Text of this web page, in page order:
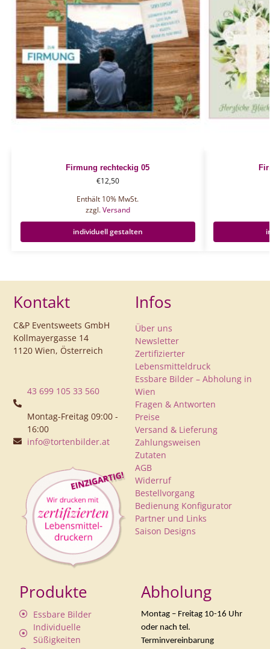
Firmung rechteckig 05
€12,50
Enthält 10% MwSt.
zzgl.Versand
individuell gestalten
Kontakt
C&P Eventsweets GmbH
Kollmayergasse 14
1120 Wien, Österreich
43 699 105 33 560
Montag-Freitag 09:00 -
16:00
info@tortenbilder.at
Infos
Über uns
Newsletter
Zertifizierter
Lebensmitteldruck
Essbare Bilder – Abholung in
Wien
Fragen & Antworten
Preise
Versand & Lieferung
Zahlungsweisen
Zutaten
AGB
Widerruf
Bestellvorgang
Bedienung Konfigurator
Partner und Links
Saison Designs
Produkte
Essbare Bilder
Individuelle
Süßigkeiten
Abholung
Montag – Freitag 10-16 Uhr
oder nach tel.
Terminvereinbarung